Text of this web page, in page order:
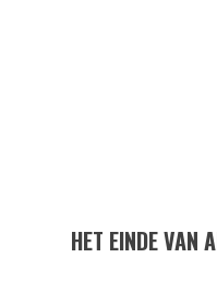
HET EINDE VAN